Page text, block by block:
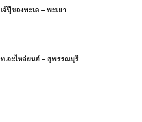
เจ้ปุ๊ของทะเล – พะเยา
ท.อะไหล่ยนต์ – สุพรรณบุรี